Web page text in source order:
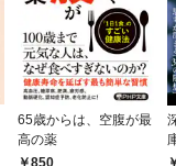
65歳からは、空腹が最
高の薬
850